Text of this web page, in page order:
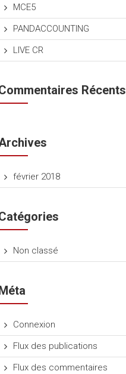
MCE5
PANDACCOUNTING
LIVE CR
Récents
février 2018
Non classé
Connexion
Flux des publications
Flux des commentaires